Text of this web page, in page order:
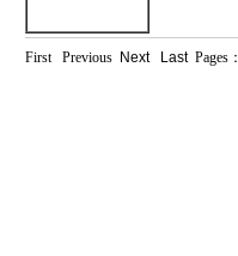
First Previous Next LastPages：